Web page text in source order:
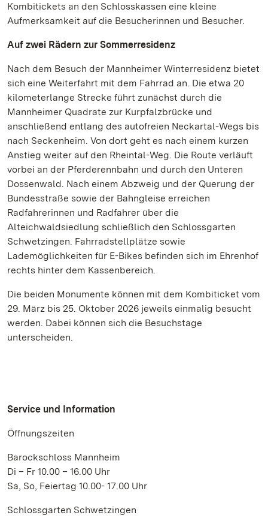
Kombitickets an den Schlosskassen eine kleine
Aufmerksamkeit auf die Besucherinnen und Besucher.
Auf zwei Rädern zur Sommerresidenz
Nach dem Besuch der Mannheimer Winterresidenz bietet
sich eine Weiterfahrt mit dem Fahrrad an. Die etwa 20
kilometerlange Strecke führt zunächst durch die
Mannheimer Quadrate zur Kurpfalzbrücke und
anschließend entlang des autofreien Neckartal-Wegs bis
nach Seckenheim. Von dort geht es nach einem kurzen
Anstieg weiter auf den Rheintal-Weg. Die Route verläuft
vorbei an der Pferderennbahn und durch den Unteren
Dossenwald. Nach einem Abzweig und der Querung der
Bundesstraße sowie der Bahngleise erreichen
Radfahrerinnen und Radfahrer über die
Alteichwaldsiedlung schließlich den Schlossgarten
Schwetzingen. Fahrradstellplätze sowie
Lademöglichkeiten für E-Bikes befinden sich im Ehrenhof
rechts hinter dem Kassenbereich.
Die beiden Monumente können mit dem Kombiticket vom
29. März bis 25. Oktober 2026 jeweils einmalig besucht
werden. Dabei können sich die Besuchstage
unterscheiden.
Service und Information
Öffnungszeiten
Barockschloss Mannheim
Di – Fr 10.00 – 16.00 Uhr
Sa, So, Feiertag 10.00- 17.00 Uhr
Schlossgarten Schwetzingen